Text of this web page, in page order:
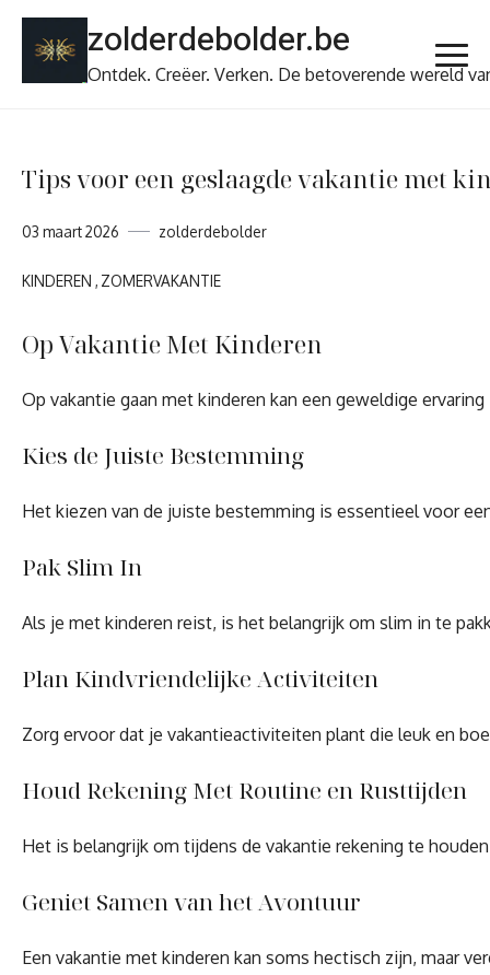
zolderdebolder.be
Ontdek. Creëer. Verken. De betoverende wereld
Tips voor een geslaagde vakantie met
03 maart 2026 zolderdebolder
KINDEREN ZOMERVAKANTIE
Op Vakantie Met Kinderen
Op vakantie gaan met kinderen kan een geweldige
Kies de Juiste Bestemming
Het kiezen van de juiste bestemming is essentieel voor
Pak Slim In
Als je met kinderen reist, is het belangrijk om slim in te
Plan Kindvriendelijke Activiteiten
Zorg ervoor dat je vakantieactiviteiten plant die leuk en
Houd Rekening Met Routine en Rusttijden
Het is belangrijk om tijdens de vakantie rekening te
Geniet Samen van het Avontuur
Een vakantie met kinderen kan soms hectisch zijn, maar